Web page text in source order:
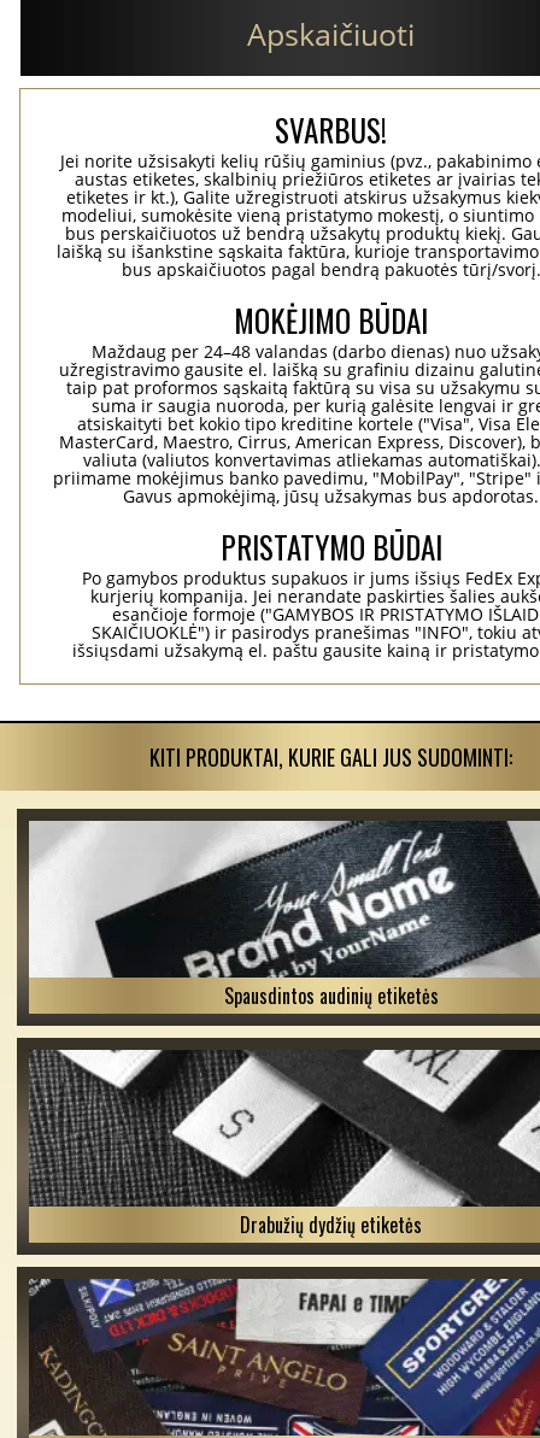
Apskaičiuoti
SVARBUS!
Jei norite užsisakyti kelių rūšių gaminius (pvz., pakabinimo
austas etiketes, skalbinių priežiūros etiketes ar įvairias
etiketes ir kt.), Galite užregistruoti atskirus užsakymus
modeliui, sumokėsite vieną pristatymo mokestį, o siuntimo
bus perskaičiuotos už bendrą užsakytų produktų kiekį.
laišką su išankstine sąskaita faktūra, kurioje
bus apskaičiuotos pagal bendrą pakuotės tūrį/svorį.
MOKĖJIMO BŪDAI
Maždaug per 24–48 valandas (darbo dienas) nuo
užregistravimo gausite el. laišką su grafiniu dizainu
taip pat proformos sąskaitą faktūrą su visa su užsakymu
suma ir saugia nuoroda, per kurią galėsite lengvai ir
atsiskaityti bet kokio tipo kreditine kortele ("Visa", Visa
MasterCard, Maestro, Cirrus, American Express, Discover),
valiuta (valiutos konvertavimas atliekamas
priimame mokėjimus banko pavedimu, "MobilPay", "Stripe"
Gavus apmokėjimą, jūsų užsakymas bus apdorotas.
PRISTATYMO BŪDAI
Po gamybos produktus supakuos ir jums išsiųs FedEx
kurjerių kompanija. Jei nerandate paskirties šalies
esančioje formoje ("GAMYBOS IR PRISTATYMO
SKAIČIUOKLĖ") ir pasirodys pranešimas "INFO", tokiu
išsiųsdami užsakymą el. paštu gausite kainą ir
KITI PRODUKTAI, KURIE GALI JUS SUDOMINTI:
Spausdintos audinių etiketės
Drabužių dydžių etiketės